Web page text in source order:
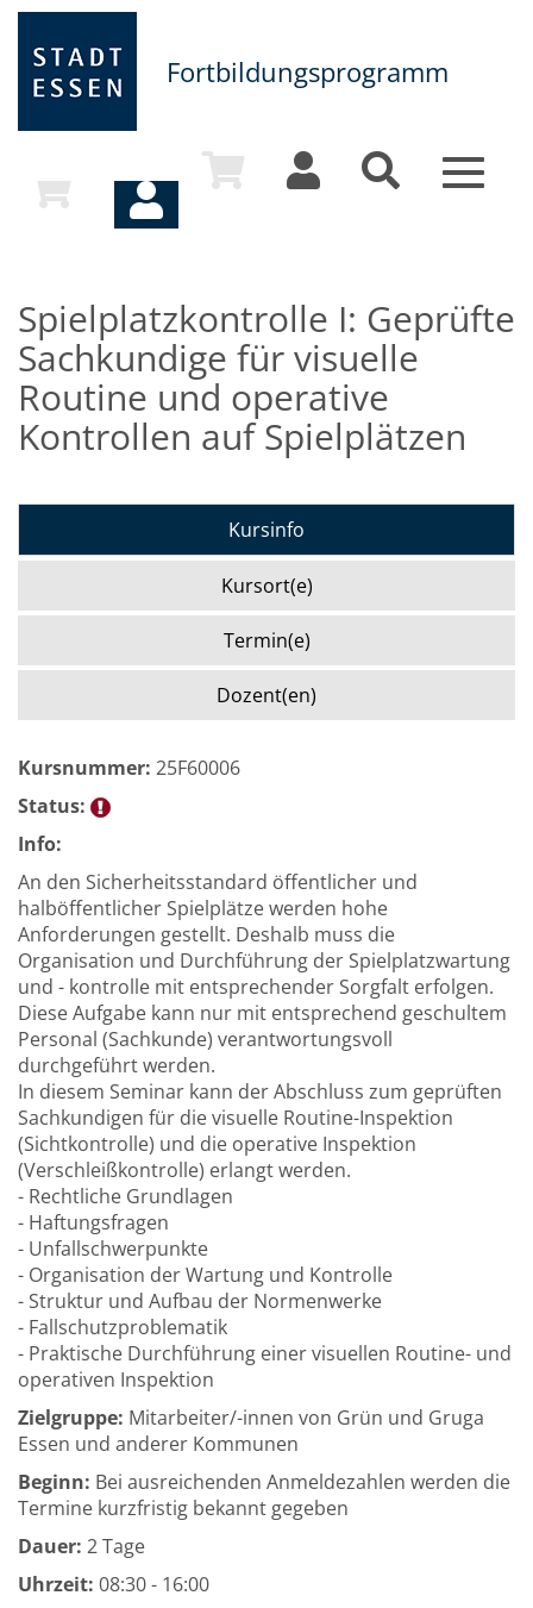
Fortbildungsprogramm
Toggle
Spielplatzkontrolle I: Geprüfte
Sachkundige für visuelle
Routine und operative
Kontrollen auf Spielplätzen
Kursinfo
Kursort(e)
Termin(e)
Dozent(en)
Kursnummer: 25F60006
Status:
Info:
An den Sicherheitsstandard öffentlicher und
halböffentlicher Spielplätze werden hohe
Anforderungen gestellt. Deshalb muss die
Organisation und Durchführung der Spielplatzwartung
und - kontrolle mit entsprechender Sorgfalt erfolgen.
Diese Aufgabe kann nur mit entsprechend geschultem
Personal (Sachkunde) verantwortungsvoll
durchgeführt werden.
In diesem Seminar kann der Abschluss zum geprüften
Sachkundigen für die visuelle Routine-Inspektion
(Sichtkontrolle) und die operative Inspektion
(Verschleißkontrolle) erlangt werden.
- Rechtliche Grundlagen
- Haftungsfragen
- Unfallschwerpunkte
- Organisation der Wartung und Kontrolle
- Struktur und Aufbau der Normenwerke
- Fallschutzproblematik
- Praktische Durchführung einer visuellen Routine- und
operativen Inspektion
Zielgruppe: Mitarbeiter/-innen von Grün und Gruga
Essen und anderer Kommunen
Beginn: Bei ausreichenden Anmeldezahlen werden die
Termine kurzfristig bekannt gegeben
Dauer: 2 Tage
Uhrzeit: 08:30 - 16:00